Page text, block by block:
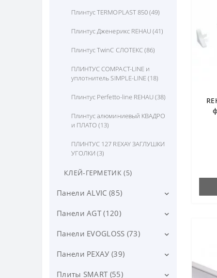
Плинтус TERMOPLAST 850 (49)
Плинтус Дженерикс REHAU (41)
Плинтус TwinC СЛОТЕКС (86)
ПЛИНТУС COMPACT-LINE и
уплотнитель SIMPLE-LINE (18)
Плинтус Perfetto-line REHAU (38)
Плинтус алюминиевый КВАДРО
и ПЛАТО (13)
ПЛИНТУС 127 REXAY ЗАГЛУШКИ
УГОЛКИ (3)
КЛЕЙ-ГЕРМЕТИК (5)
Панели ALVIC (85)
ПАНЕЛИ ALVIC LUXE (26)
ПАНЕЛИ ALVIC SYNCRON (14)
ПАНЕЛИ ALVIC ZENIT (35)
ОБРАЗЦЫ ПАНЕЛИ ALVIC (10)
Панели AGT (120)
ПАНЕЛИ AGT 18 мм (79)
СКЛАД ПАНЕЛИ AGT 18 мм (6)
AGT SUPRAMAT (22)
СКЛАД ПАНЕЛИ AGT SUPRAMAT
AGT 3P (Premium Pet Panel)
Панели EVOGLOSS (73)
ПАНЕЛИ EVOGLOSS 18мм (42)
ПАНЕЛИ EVOGLOSS 8/10мм
Панели РЕХАУ (39)
АКВАРЕЛЬ PET (17)
Плиты SMART (55)